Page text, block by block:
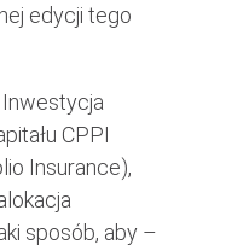
edycji tego
CPPI
Insurance),
sposób, aby –